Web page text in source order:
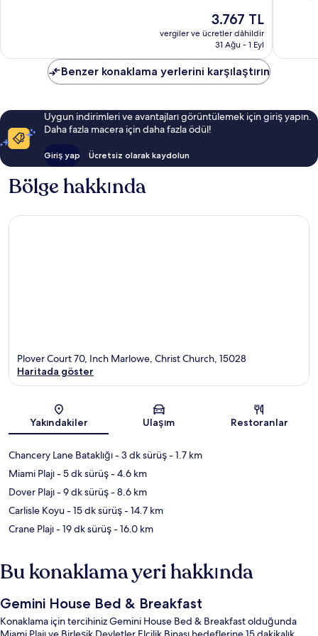
Güncel
fiyat:
3.767 TL
3.767 TL
vergiler ve ücretler dâhildir
31 Ağu - 1 Eyl
Benzer konaklama yerlerini karşılaştırın
Uygun indirimleri ve avantajları görüntülemek için giriş yapın.
Daha fazla macera için daha fazla ödül!
Giriş yap Ücretsiz olarak kaydolun
Bölge hakkında
Harita
Plover Court 70, Inch Marlowe, Christ Church, 15028
Haritada göster
Yakındakiler Ulaşım Restoranlar
Chancery Lane Bataklığı- 3 dk sürüş- 1.7 km
Miami Plajı- 5 dk sürüş- 4.6 km
Dover Plajı- 9 dk sürüş- 8.6 km
Carlisle Koyu- 15 dk sürüş- 14.7 km
Crane Plajı- 19 dk sürüş- 16.0 km
Bu konaklama yeri hakkında
Gemini House Bed & Breakfast
Konaklama için tercihiniz Gemini House Bed & Breakfast olduğunda